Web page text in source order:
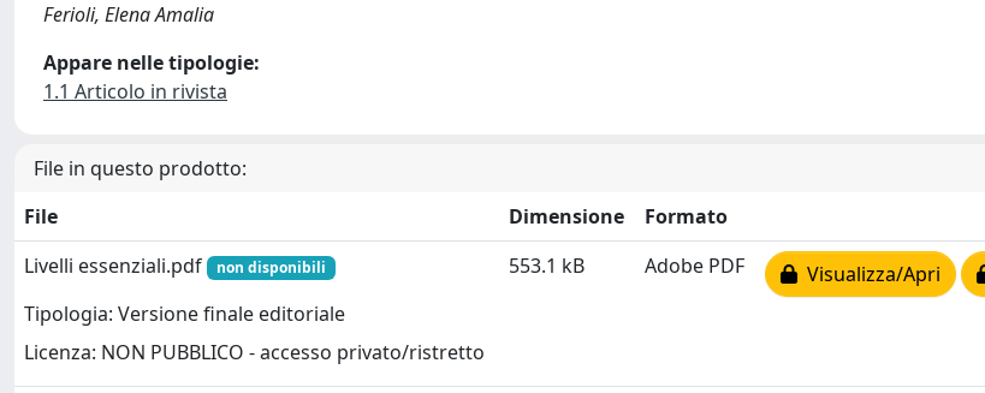
Ferioli, Elena Amalia
Appare nelle tipologie:
1.1 Articolo in rivista
File in questo prodotto:
File
Dimensione
Formato
Livelli essenziali.pdf
non disponibili
Tipologia: Versione finale editoriale
Licenza: NON PUBBLICO - accesso privato/ristretto
553.1 kB Adobe PDF Visualizza/Apri